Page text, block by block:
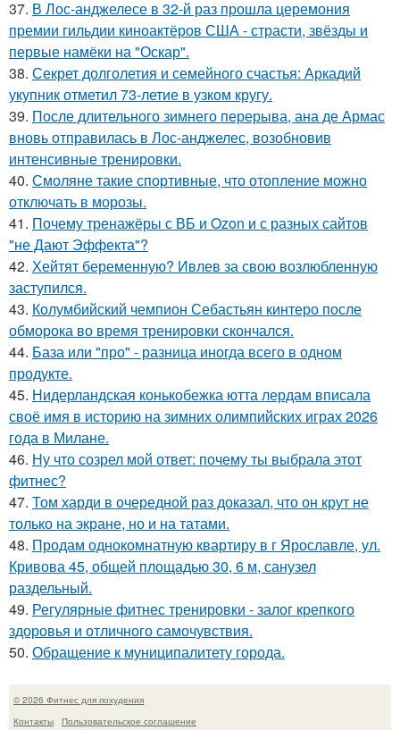
37. В Лос-анджелесе в 32-й раз прошла церемония
премии гильдии киноактёров США - страсти, звёзды и
первые намёки на "Оскар".
38. Секрет долголетия и семейного счастья: Аркадий
укупник отметил 73-летие в узком кругу.
39. После длительного зимнего перерыва, ана де Армас
вновь отправилась в Лос-анджелес, возобновив
интенсивные тренировки.
40. Смоляне такие спортивные, что отопление можно
отключать в морозы.
41. Почему тренажёры с ВБ и Ozon и с разных сайтов
"не Дают Эффекта"?
42. Хейтят беременную? Ивлев за свою возлюбленную
заступился.
43. Колумбийский чемпион Себастьян кинтеро после
обморока во время тренировки скончался.
44. База или "про" - разница иногда всего в одном
продукте.
45. Нидерландская конькобежка ютта лердам вписала
своё имя в историю на зимних олимпийских играх 2026
года в Милане.
46. Ну что созрел мой ответ: почему ты выбрала этот
фитнес?
47. Том харди в очередной раз доказал, что он крут не
только на экране, но и на татами.
48. Продам однокомнатную квартиру в г Ярославле, ул.
Кривова 45, общей площадью 30, 6 м, санузел
раздельный.
49. Регулярные фитнес тренировки - залог крепкого
здоровья и отличного самочувствия.
50. Обращение к муниципалитету города.
© 2026 Фитнес для похудения
Контакты
Пользовательское соглашение